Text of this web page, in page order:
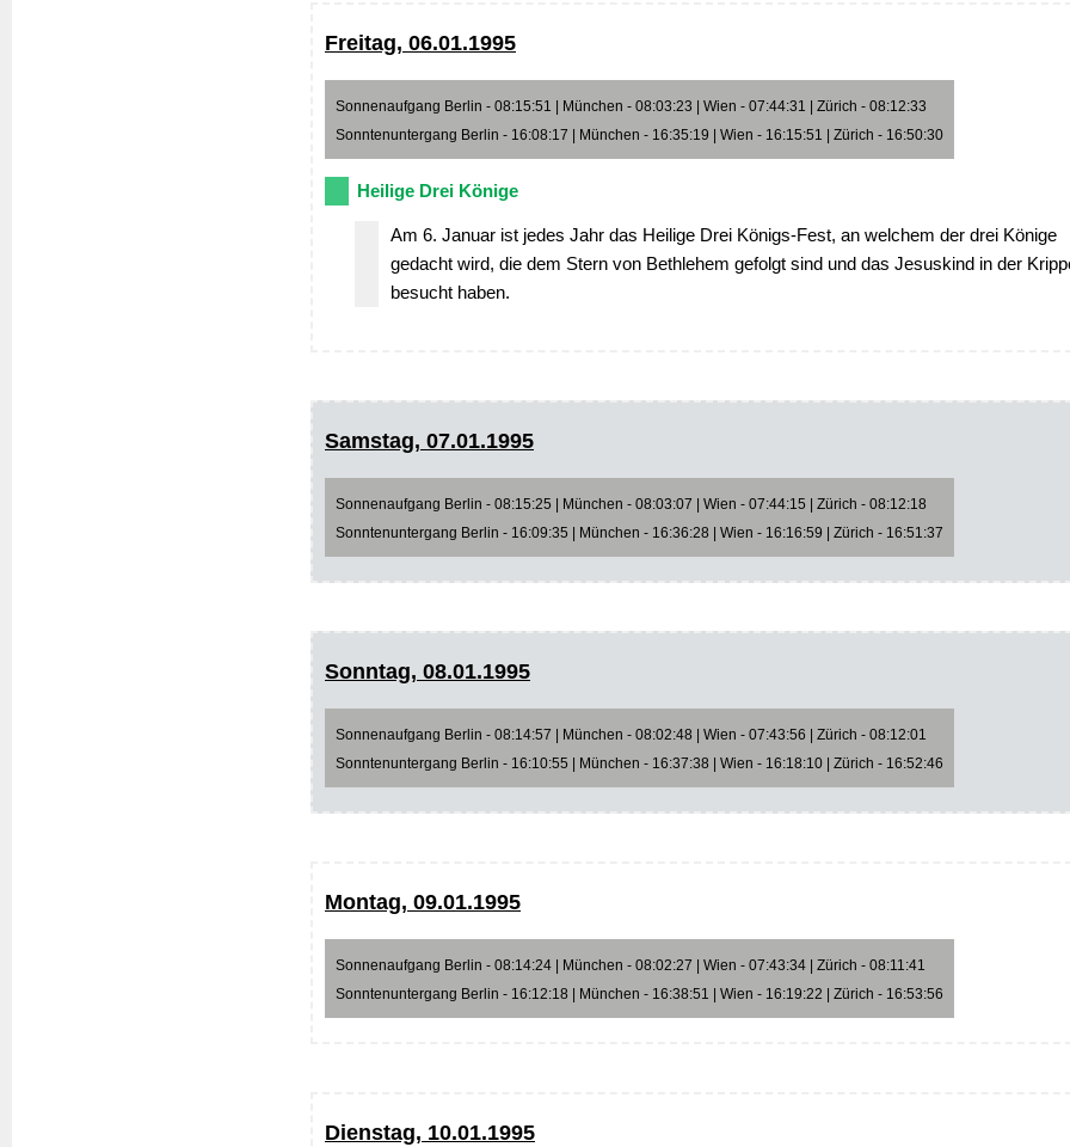
Freitag, 06.01.1995
Sonnenaufgang Berlin - 08:15:51 | München - 08:03:23 | Wien - 07:44:31 | Zürich - 08:12:33
Sonntenuntergang Berlin - 16:08:17 | München - 16:35:19 | Wien - 16:15:51 | Zürich - 16:50:30
Heilige Drei Könige
Am 6. Januar ist jedes Jahr das Heilige Drei Königs-Fest, an welchem der drei Könige
gedacht wird, die dem Stern von Bethlehem gefolgt sind und das Jesuskind in der
besucht haben.
Samstag, 07.01.1995
Sonnenaufgang Berlin - 08:15:25 | München - 08:03:07 | Wien - 07:44:15 | Zürich - 08:12:18
Sonntenuntergang Berlin - 16:09:35 | München - 16:36:28 | Wien - 16:16:59 | Zürich - 16:51:37
Sonntag, 08.01.1995
Sonnenaufgang Berlin - 08:14:57 | München - 08:02:48 | Wien - 07:43:56 | Zürich - 08:12:01
Sonntenuntergang Berlin - 16:10:55 | München - 16:37:38 | Wien - 16:18:10 | Zürich - 16:52:46
Montag, 09.01.1995
Sonnenaufgang Berlin - 08:14:24 | München - 08:02:27 | Wien - 07:43:34 | Zürich - 08:11:41
Sonntenuntergang Berlin - 16:12:18 | München - 16:38:51 | Wien - 16:19:22 | Zürich - 16:53:56
Dienstag, 10.01.1995